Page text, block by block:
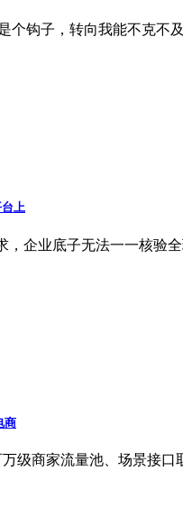
个钩子，转向我能不克
上
，企业底子无法一一核验
商
级商家流量池、场景接